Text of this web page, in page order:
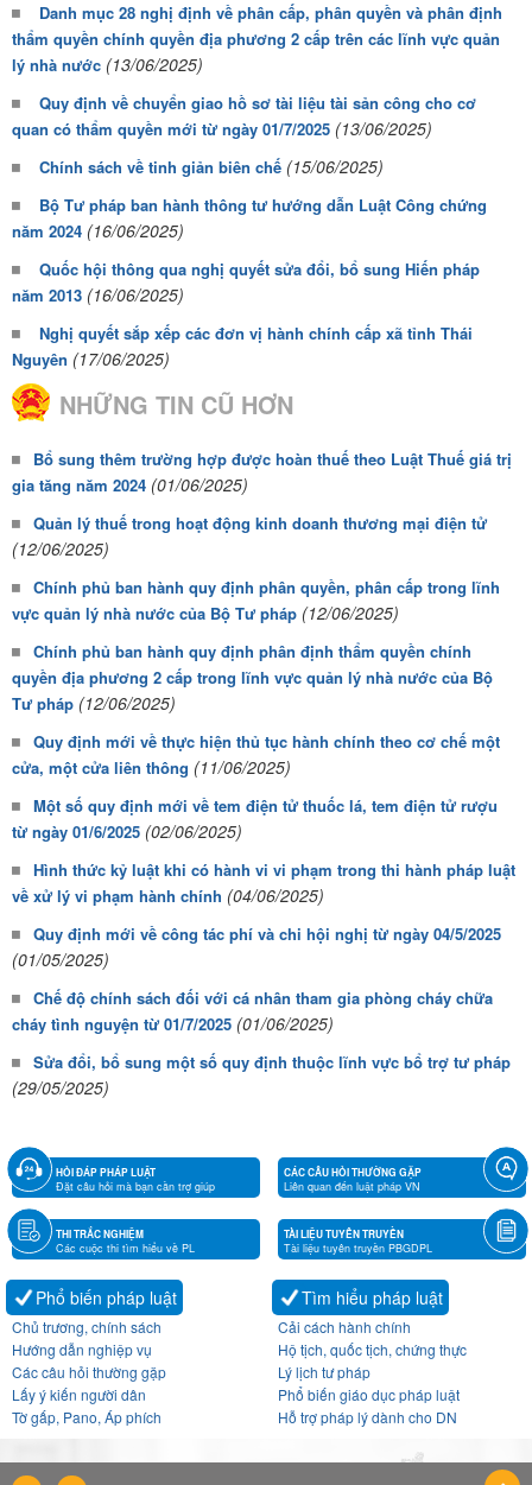
Danh mục 28 nghị định về phân cấp, phân quyền và phân định
thẩm quyền chính quyền địa phương 2 cấp trên các lĩnh vực quản
lý nhà nước (13/06/2025)
Quy định về chuyển giao hồ sơ tài liệu tài sản công cho cơ
quan có thẩm quyền mới từ ngày 01/7/2025 (13/06/2025)
Chính sách về tinh giản biên chế (15/06/2025)
Bộ Tư pháp ban hành thông tư hướng dẫn Luật Công chứng
năm 2024 (16/06/2025)
Quốc hội thông qua nghị quyết sửa đổi, bổ sung Hiến pháp
năm 2013 (16/06/2025)
Nghị quyết sắp xếp các đơn vị hành chính cấp xã tỉnh Thái
Nguyên (17/06/2025)
NHỮNG TIN CŨ HƠN
Bổ sung thêm trường hợp được hoàn thuế theo Luật Thuế giá trị
gia tăng năm 2024 (01/06/2025)
Quản lý thuế trong hoạt động kinh doanh thương mại điện tử
(12/06/2025)
Chính phủ ban hành quy định phân quyền, phân cấp trong lĩnh
vực quản lý nhà nước của Bộ Tư pháp (12/06/2025)
Chính phủ ban hành quy định phân định thẩm quyền chính
quyền địa phương 2 cấp trong lĩnh vực quản lý nhà nước của Bộ
Tư pháp (12/06/2025)
Quy định mới về thực hiện thủ tục hành chính theo cơ chế một
cửa, một cửa liên thông (11/06/2025)
Một số quy định mới về tem điện tử thuốc lá, tem điện tử rượu
từ ngày 01/6/2025 (02/06/2025)
Hình thức kỷ luật khi có hành vi vi phạm trong thi hành pháp luật
về xử lý vi phạm hành chính (04/06/2025)
Quy định mới về công tác phí và chi hội nghị từ ngày 04/5/2025
(01/05/2025)
Chế độ chính sách đối với cá nhân tham gia phòng cháy chữa
cháy tình nguyện từ 01/7/2025 (01/06/2025)
Sửa đổi, bổ sung một số quy định thuộc lĩnh vực bổ trợ tư pháp
(29/05/2025)
HỎI ĐÁP PHÁP LUẬT
Đặt câu hỏi mà bạn cần trợ giúp
CÁC CÂU HỎI THƯỜNG GẶP
Liên quan đến luật pháp VN
THI TRẮC NGHIỆM
Các cuộc thi tìm hiểu về PL
TÀI LIỆU TUYÊN TRUYỀN
Tài liệu tuyên truyền PBGDPL
Phổ biến pháp luật
Chủ trương, chính sách
Hướng dẫn nghiệp vụ
Các câu hỏi thường gặp
Lấy ý kiến người dân
Tờ gấp, Pano, Áp phích
Tìm hiểu pháp luật
Cải cách hành chính
Hộ tịch, quốc tịch, chứng thực
Lý lịch tư pháp
Phổ biến giáo dục pháp luật
Hỗ trợ pháp lý dành cho DN